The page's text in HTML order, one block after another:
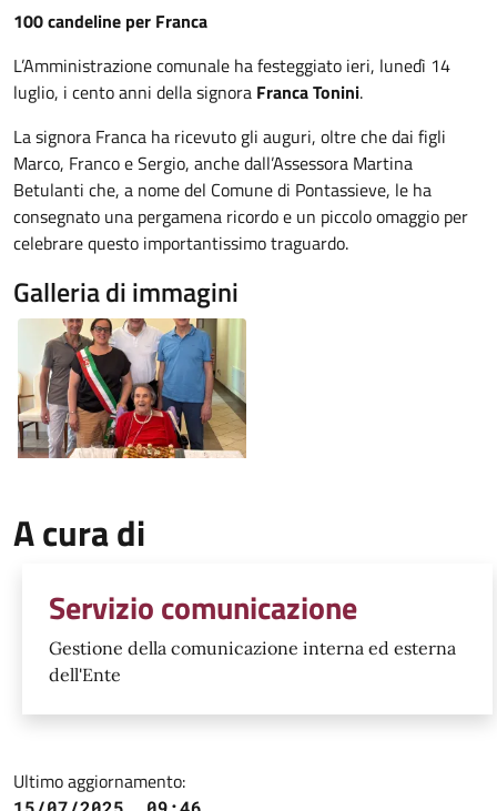
Descrizione
100 candeline per Franca
L’Amministrazione comunale ha festeggiato ieri, lunedì 14
luglio, i cento anni della signora Franca Tonini.
La signora Franca ha ricevuto gli auguri, oltre che dai figli
Marco, Franco e Sergio, anche dall’Assessora Martina
Betulanti che, a nome del Comune di Pontassieve, le ha
consegnato una pergamena ricordo e un piccolo omaggio per
celebrare questo importantissimo traguardo.
Galleria di immagini
Image
A cura di
Servizio comunicazione
Gestione della comunicazione interna ed esterna
dell'Ente
Ultimo aggiornamento: